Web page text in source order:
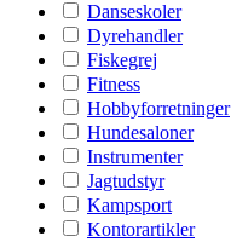
Danseskoler
Dyrehandler
Fiskegrej
Fitness
Hobbyforretninger
Hundesaloner
Instrumenter
Jagtudstyr
Kampsport
Kontorartikler